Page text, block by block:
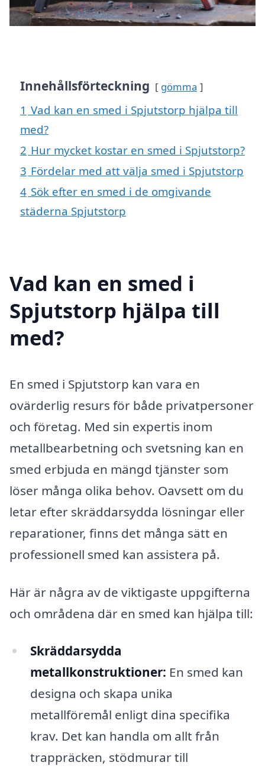
Innehållsförteckning gömma
1 Vad kan en smed i Spjutstorp hjälpa till
med?
2 Hur mycket kostar en smed i Spjutstorp?
3 Fördelar med att välja smed i Spjutstorp
4 Sök efter en smed i de omgivande
städerna Spjutstorp
Vad kan en smed i
Spjutstorp hjälpa till
med?
En smed i Spjutstorp kan vara en
ovärderlig resurs för både privatpersoner
och företag. Med sin expertis inom
metallbearbetning och svetsning kan en
smed erbjuda en mängd tjänster som
löser många olika behov. Oavsett om du
letar efter skräddarsydda lösningar eller
reparationer, finns det många sätt en
professionell smed kan assistera på.
Här är några av de viktigaste uppgifterna
och områdena där en smed kan hjälpa till:
Skräddarsydda
metallkonstruktioner: En smed kan
designa och skapa unika
metallföremål enligt dina specifika
krav. Det kan handla om allt från
trappräcken, stödmurar till